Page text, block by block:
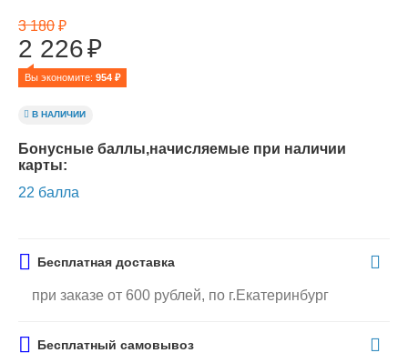
3 180 ₽
2 226₽
Вы экономите: 954 ₽
В НАЛИЧИИ
Бонусные баллы,начисляемые при наличии
карты:
22 балла
Бесплатная доставка
при заказе от 600 рублей, по г.Екатеринбург
Бесплатный самовывоз